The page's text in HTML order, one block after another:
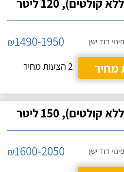
דוד ישן
₪1490-1950
מחיר
2 הצעות מחיר
150 ליטר
דוד ישן
₪1600-2050